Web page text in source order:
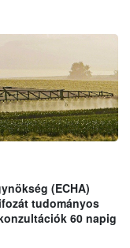
(ECHA)
tudományos
60 napig